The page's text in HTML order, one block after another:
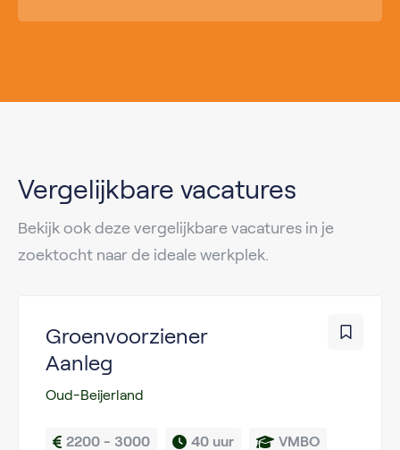
Vergelijkbare vacatures
Bekijk ook deze vergelijkbare vacatures in je
zoektocht naar de ideale werkplek.
Groenvoorziener
Aanleg
Oud-Beijerland
2200 - 3000 40 uur VMBO